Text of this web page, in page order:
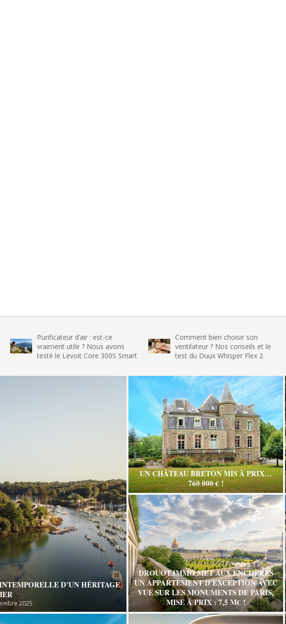
Purificateur d’air : est-ce
vraiment utile ? Nous avons
testé le Levoit Core 300S Smart
Comment bien choisir son
ventilateur ? Nos conseils et le
test du Duux Whisper Flex 2
D’UN HÉRITAGE
2025
UN CHÂTEAU BRETON MIS À PRIX…
760 000 € !
DROUOT.IMMO MET AUX ENCHÈRES
UN APPARTEMENT D’EXCEPTION AVEC
VUE SUR LES MONUMENTS DE PARIS,
MISE À PRIX : 7,5 M€ !